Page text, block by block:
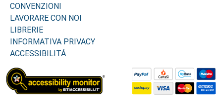
CONVENZIONI
LAVORARE CON NOI
LIBRERIE
INFORMATIVA PRIVACY
ACCESSIBILITÁ